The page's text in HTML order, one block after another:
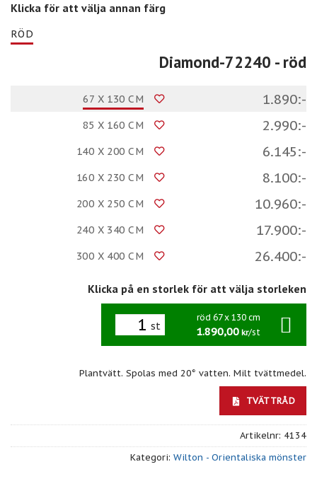
Klicka för att välja annan färg
RÖD
Diamond-72240 - röd
67 X 130 CM 1.890:-
85 X 160 CM 2.990:-
140 X 200 CM 6.145:-
160 X 230 CM 8.100:-
200 X 250 CM 10.960:-
240 X 340 CM 17.900:-
300 X 400 CM 26.400:-
Klicka på en storlek för att välja storleken
st
röd 67 x 130 cm
1.890,00 kr/st
Plantvätt. Spolas med 20° vatten. Milt tvättmedel.
TVÄTTRÅD
Artikelnr: 4134
Kategori: Wilton - Orientaliska mönster